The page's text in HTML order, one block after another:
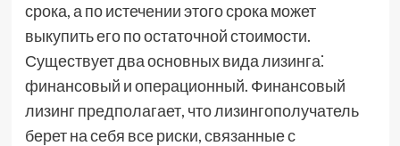
срока, а по истечении этого срока может
выкупить его по остаточной стоимости.
Существует два основных вида лизинга⁚
финансовый и операционный. Финансовый
лизинг предполагает, что лизингополучатель
берет на себя все риски, связанные с